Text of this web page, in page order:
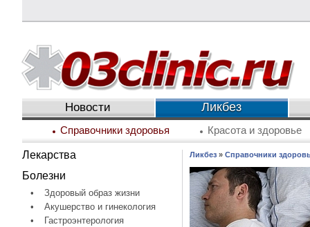
Новости Ликбез
Справочники здоровья Красота и здоровье
Лекарства
Болезни
•
Здоровый образ жизни
•
Акушерство и гинекология
•
Гастроэнтерология
Ликбез» Справочники